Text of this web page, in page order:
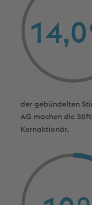
14,0
der gebündelten
AG machen die
Kernaktionär.